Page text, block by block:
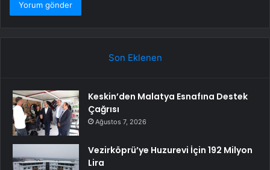
Son Eklenen
Keskin’den Malatya Esnafına Destek
Çağrısı
Ağustos 7, 2026
Vezirköprü’ye Huzurevi İçin 192 Milyon
Lira